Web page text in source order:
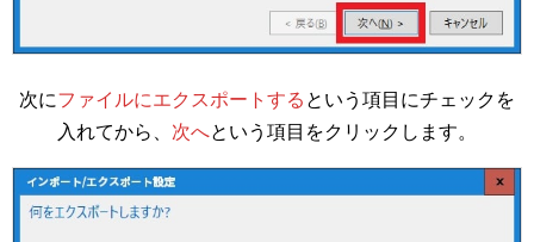
次にファイルにエクスポートする という項目にチェックを
入れてから、 次へという項目をクリックします。